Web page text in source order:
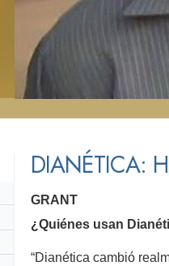
DIANÉTICA:
GRANT
¿Quiénes usan
“Dianética cambió